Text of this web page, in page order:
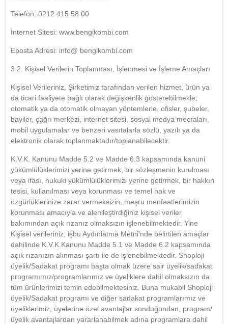
Telefon: 0212 415 58 00
İnternet Sitesi: www.bengikombi.com
Eposta Adresi: info@ bengikombi.com
3.2. Kişisel Verilerin Toplanması, İşlenmesi ve İşleme Amaçları
Kişisel Verileriniz, Şirketimiz tarafından verilen hizmet, ürün ya
da ticari faaliyete bağlı olarak değişkenlik gösterebilmekle;
otomatik ya da otomatik olmayan yöntemlerle, ofisler, şubeler,
bayiler, çağrı merkezi, internet sitesi, sosyal medya mecraları,
mobil uygulamalar ve benzeri vasıtalarla sözlü, yazılı ya da
elektronik olarak toplanmaktadır/toplanabilecektir.
K.V.K. Kanunu Madde 5.2 ve Madde 6.3 kapsamında kanuni
yükümlülüklerimizi yerine getirmek, bir sözleşmenin kurulması
veya ifası, hukuki yükümlülüklerimizi yerine getirmek, bir hakkın
tesisi, kullanılması veya korunması ve temel hak ve
özgürlüklerinize zarar vermeksizin, meşru menfaatlerimizin
korunması amacıyla ve alenileştirdiğiniz kişisel veriler
bakımından açık rızanız olmaksızın işlenebilmektedir. Yine
Kişisel verileriniz, işbu Aydınlatma Metni’nde belirtilen amaçlar
dahilinde K.V.K.Kanunu Madde 5.1 ve Madde 6.2 kapsamında
açık rızanızın alınması şartı ile de işlenebilmektedir. Shoploji
üyelik/Sadakat programı başta olmak üzere sair üyelik/sadakat
programımız/programlarımız ve üyeliklere dahil olmaksızın da
tüm ürünlerimizi temin edebilmektesiniz. Buna mukabil Shoploji
üyelik/Sadakat programı ve diğer sadakat programlarımız ve
üyeliklerimiz, üyelerine özel avantajlar sunduğundan, program/
üyelik avantajlardan yararlanabilmek adına programlara dahil